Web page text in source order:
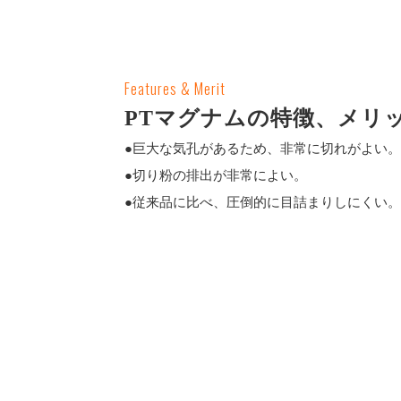
Features & Merit
PTマグナムの特徴、メリ
●巨大な気孔があるため、非常に切れがよい。
●切り粉の排出が非常によい。
●従来品に比べ、圧倒的に目詰まりしにくい。